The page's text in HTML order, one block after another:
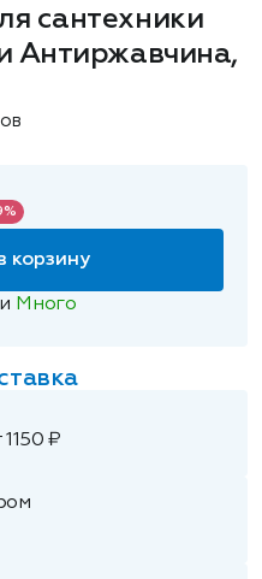
сантехники
Антиржавчина,
корзину
Много
₽